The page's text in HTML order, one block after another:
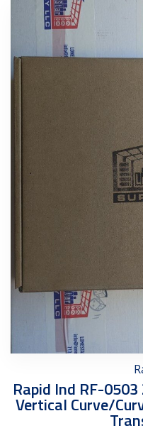
Rapid Ind RF-0503
Vertical Curve/